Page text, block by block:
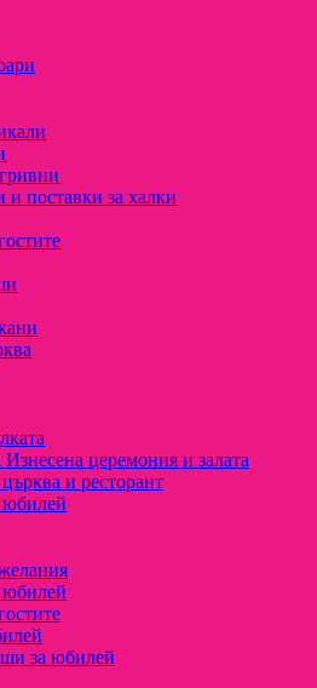
и поставки за халки
церемония и залата
и ресторант
юбилей
юбилей
за юбилей